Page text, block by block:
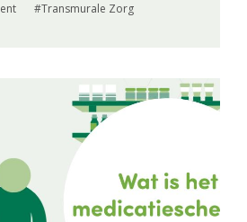
Transmurale Zorg